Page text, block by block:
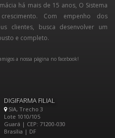
há mais de 15 anos, O Sistema
Com empenho dos
clientes, busca desenvolver um
e completo.
a nossa página no facebook!
DIGIFARMA FILIAL
SIA, Trecho 3
Lote 1010/105
Guará | CEP: 71200-030
Brasília | DF